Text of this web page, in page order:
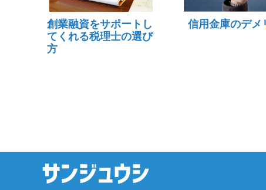
創業融資をサポートし
てくれる税理士の選び
方
信用金庫のデメ